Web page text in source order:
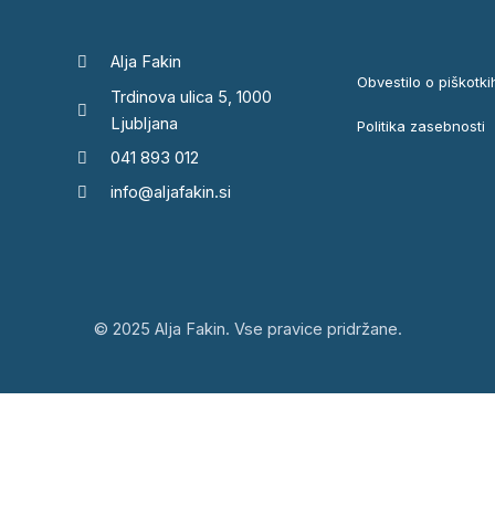
Alja Fakin
Trdinova ulica 5, 1000
Ljubljana
041 893 012
info@aljafakin.si
Obvestilo o
Politika zasebnosti
© 2025 Alja Fakin. Vse pravice pridržane.